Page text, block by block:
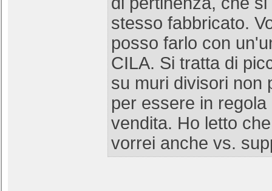
stesso fabbricato.
posso farlo con
CILA. Si tratta di
su muri divisori non
per essere in
vendita. Ho letto
vorrei anche vs.